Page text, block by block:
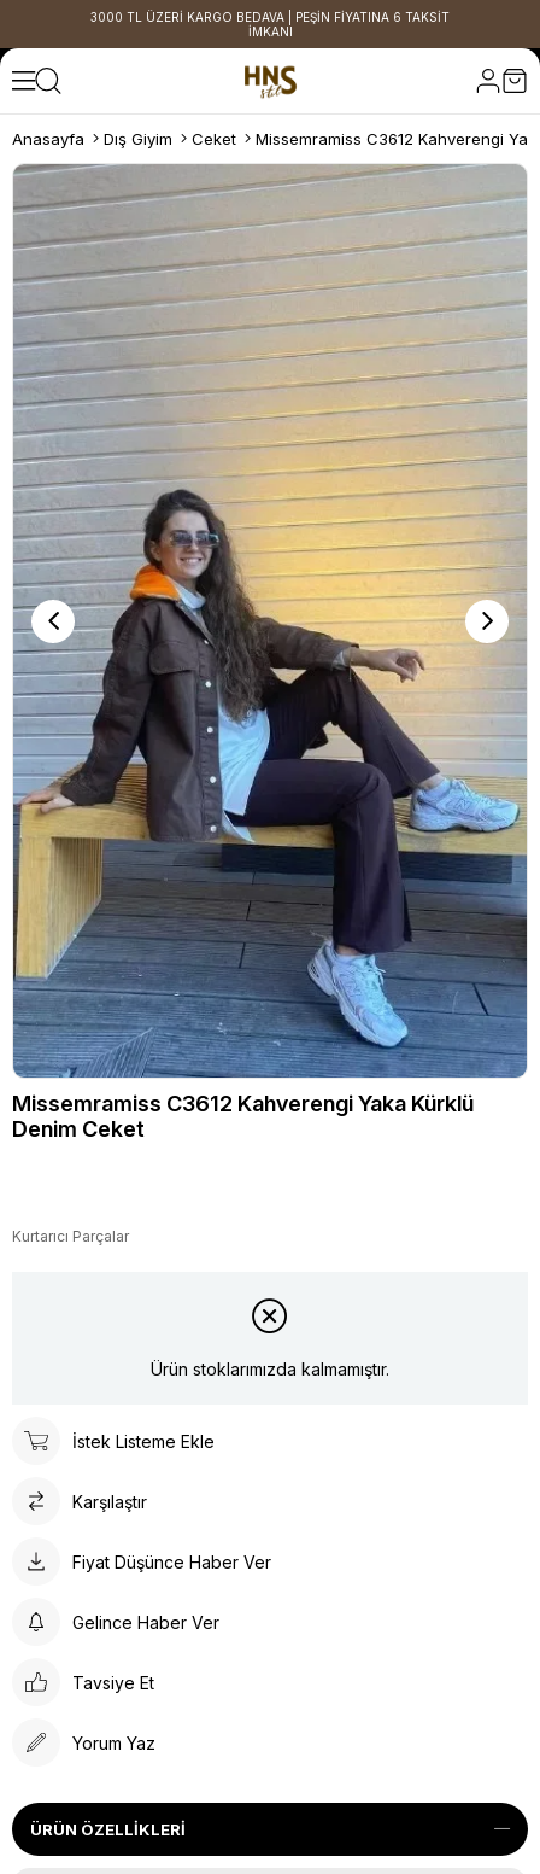
3000 TL ÜZERİ KARGO BEDAVA | PEŞİN FİYATINA 6 TAKSİT
İMKANI
Anasayfa Dış Giyim Ceket
Missemramiss C3612 Kahverengi Yaka Kürklü
Denim Ceket
Kurtarıcı Parçalar
Ürün stoklarımızda kalmamıştır.
İstek Listeme Ekle
Karşılaştır
Fiyat Düşünce Haber Ver
Gelince Haber Ver
Tavsiye Et
Yorum Yaz
ÜRÜN ÖZELLIKLERI